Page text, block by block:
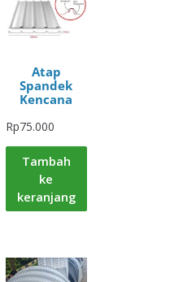
Atap
Spandek
Kencana
Rp75.000
Tambah
ke
keranjang